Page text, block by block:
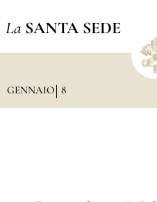
La SANTA SEDE
GENNAIO 8